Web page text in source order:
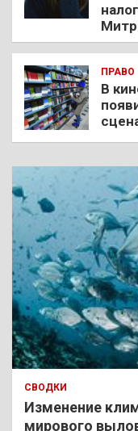
ПРАВО
В
СВОДКИ
Изменение
мирового